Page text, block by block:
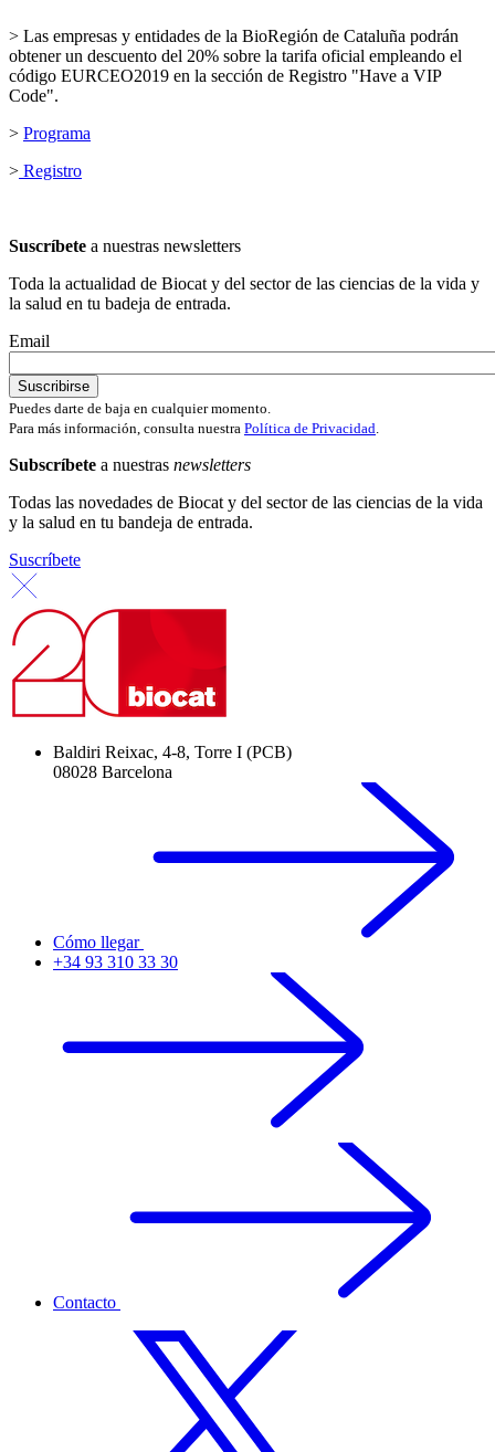
> Las empresas y entidades de la BioRegión de Cataluña podrán
obtener un descuento del 20% sobre la tarifa oficial empleando el
código EURCEO2019 en la sección de Registro "Have a VIP
Code".
> Programa
> Registro
Suscríbete a nuestras newsletters
Toda la actualidad de Biocat y del sector de las ciencias de la vida y
la salud en tu badeja de entrada.
Email
Puedes darte de baja en cualquier momento.
Para más información, consulta nuestra Política de Privacidad
Subscríbete a nuestras newsletters
Todas las novedades de Biocat y del sector de las ciencias de la vida
y la salud en tu bandeja de entrada.
Suscríbete
Baldiri Reixac, 4-8, Torre I (PCB)
08028 Barcelona
Cómo llegar
+34 93 310 33 30
Contacto